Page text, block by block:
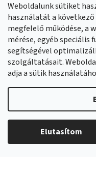
Weboldalunk sütiket
használatát a következő
megfelelő működése, a
mérése, egyéb speciális
segítségével
szolgáltatásait.
adja a sütik
Elutasítom
FacebookHeavenShop.sk
Eredményeink